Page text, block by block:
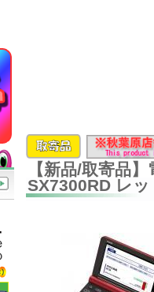
【新品/取寄品
SX7300RD レッ